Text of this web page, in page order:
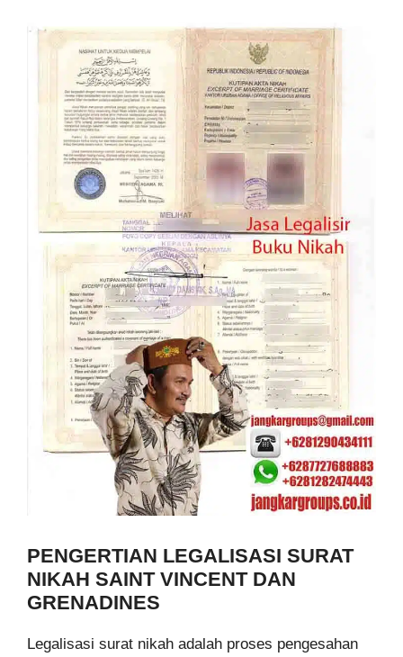
PENGERTIAN LEGALISASI SURAT
NIKAH SAINT VINCENT DAN
GRENADINES
Legalisasi surat nikah adalah proses pengesahan